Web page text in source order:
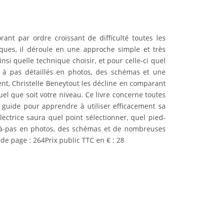
par ordre croissant de difficulté toutes les
il déroule en une approche simple et très
quelle technique choisir, et pour celle-ci quel
pas détaillés en photos, des schémas et une
Christelle Beneytout les décline en comparant
que soit votre niveau. Ce livre concerne toutes
pour apprendre à utiliser efficacement sa
saura quel point sélectionner, quel pied-
en photos, des schémas et de nombreuses
page : 264Prix public TTC en € : 28